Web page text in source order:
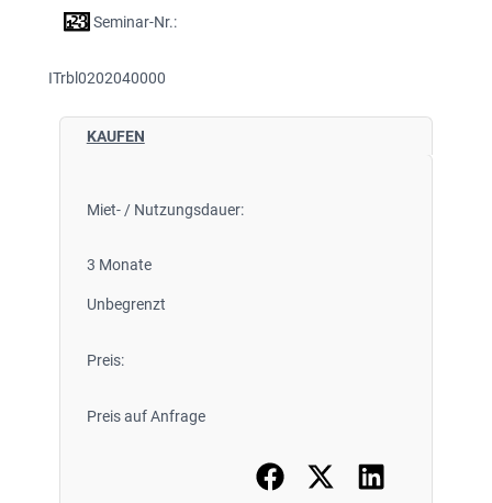
Seminar-Nr.:
ITrbl0202040000
KAUFEN
Miet- / Nutzungsdauer:
3 Monate
Unbegrenzt
Preis:
Preis auf Anfrage